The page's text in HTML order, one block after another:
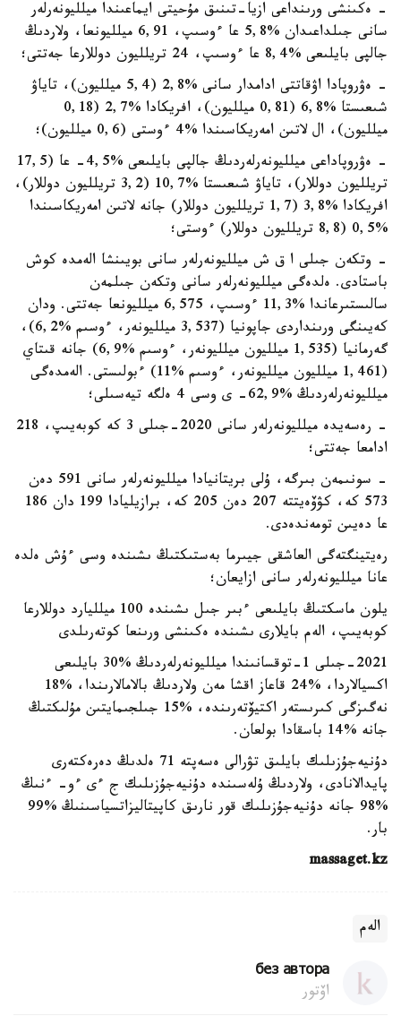
- ەكىنشى ورىنداعى ازيا-تىنىق مۇحيتى ايماعىندا ميلليونەرلەر
سانى جىلداعىدان %5,8 عا ءوسىپ، 6,91 ميلليونعا، ولاردىڭ
جالپى بايلىعى %8,4 عا ءوسىپ، 24 تريلليون دوللارعا جەتتى؛
- ەۋروپادا اۋقاتتى ادامدار سانى %2,8 (5,4 ميلليون)، تاياۋ
شىعىستا %6,8 (0,81 ميلليون)، افريكادا %2,7 (0,18
ميلليون)، ال لاتىن امەريكاسىندا %4 ءوستى (0,6 ميلليون)؛
- ەۋروپاداعى ميلليونەرلەردىڭ جالپى بايلىعى %4,5- عا (17,5
تريلليون دوللار)، تاياۋ شىعىستا %10,7 (3,2 تريلليون دوللار)،
افريكادا %3,8 (1,7 تريلليون دوللار) جانە لاتىن امەريكاسىندا
%0,5 (8,8 تريلليون دوللار) ءوستى؛
- وتكەن جىلى ا ق ش ميلليونەرلەر سانى بويىنشا الەمدە كوش
باستادى. ەلدەگى ميلليونەرلەر سانى وتكەن جىلمەن
سالىستىرعاندا %11,3 ءوسىپ، 6,575 ميلليونعا جەتتى. ودان
كەيىنگى ورىنداردى جاپونيا (3,537 ميلليونەر، ءوسىم %6,2)،
گەرمانيا (1,535 ميلليون ميلليونەر، ءوسىم %6,9) جانە قىتاي
(1,461 ميلليون ميلليونەر، ءوسىم %11) ءبولىستى. الەمدەگى
ميلليونەرلەردىڭ %62,9- ى وسى 4 ەلگە تيەسىلى؛
- رەسەيدە ميلليونەرلەر سانى 2020-جىلى 3 كە كوبەيىپ، 218
ادامعا جەتتى؛
- سونىمەن بىرگە، ۇلى بريتانيادا ميلليونەرلەر سانى 591 دەن
573 كە، كۋۆەيتتە 207 دەن 205 كە، برازيليادا 199 دان 186
عا دەيىن تومەندەدى.
رەيتينگتەگى العاشقى جيىرما بەستىكتىڭ ىشىندە وسى ءۇش ەلدە
عانا ميلليونەرلەر سانى ازايعان؛
يلون ماسكتىڭ بايلىعى ءبىر جىل ىشىندە 100 ميلليارد دوللارعا
كوبەيىپ، الەم بايلارى ىشىندە ەكىنشى ورىنعا كوتەرىلدى
2021-جىلى 1-توقسانىندا ميلليونەرلەردىڭ %30 بايلىعى
اكسيالاردا، %24 قاعاز اقشا مەن ولاردىڭ بالامالارىندا، %18
نەگىزگى كىرىستەر اكتيۆتەرىندە، %15 جىلجىمايتىن مۇلىكتىڭ
جانە %14 باسقادا بولعان.
دۇنيەجۇزىلىك بايلىق تۋرالى ەسەپتە 71 ەلدىڭ دەرەكتەرى
پايدالانادى، ولاردىڭ ۇلەسىندە دۇنيەجۇزىلىك ج ءى ءو- ءنىڭ
%98 جانە دۇنيەجۇزىلىك قور نارىق كاپيتاليزاتسياسىنىڭ %99
بار.
massaget.kz
الەم
без автора
اۆتور